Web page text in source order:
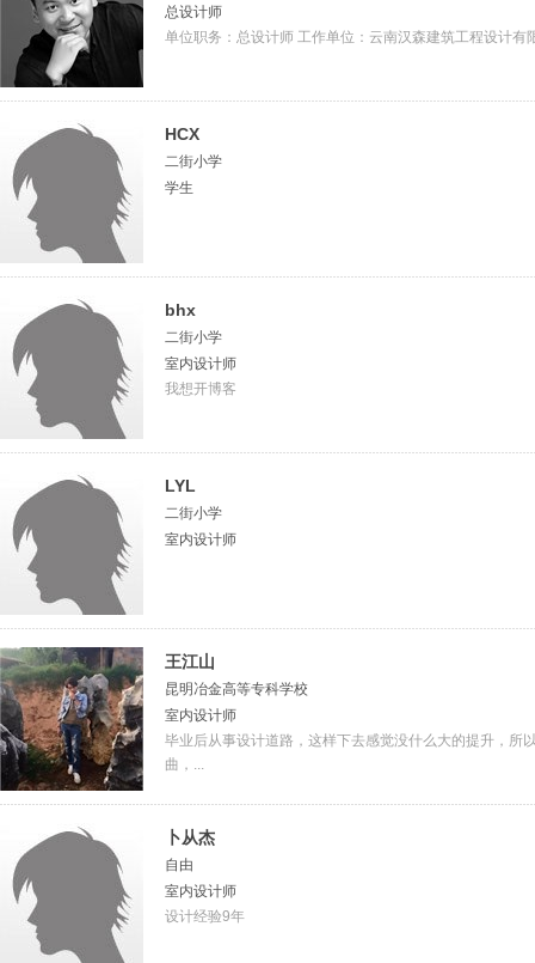
总设计师
单位职务：总设计师 工作单位：云南汉森建筑工程设计
HCX
二街小学
学生
bhx
二街小学
室内设计师
我想开博客
LYL
二街小学
室内设计师
王江山
昆明冶金高等专科学校
室内设计师
毕业后从事设计道路，这样下去感觉没什么大的提升，所
曲，...
卜从杰
自由
室内设计师
设计经验9年